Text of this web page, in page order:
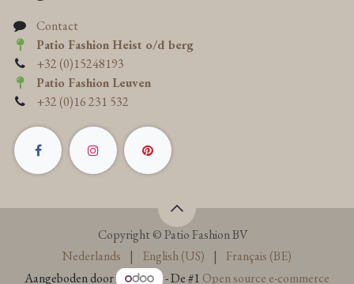
Contact
Patio Fashion Heist o/d berg
+32 (0)15248193
Patio Fashion Leuven
+32 (0)16 231 532
Copyright © Patio Fashion BV
Nederlands
| English (US) |
Français (BE)
Aangeboden door
- De #1 Open source e-commerce